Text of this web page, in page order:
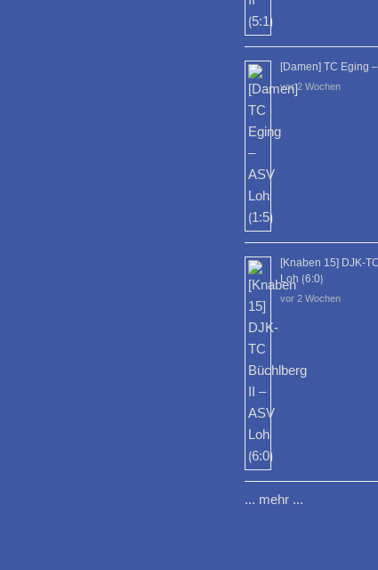
[Damen] TC Eging
vor 2 Wochen
[Knaben 15] DJK-
Loh ⟮6:0⟯
vor 2 Wochen
... mehr ...